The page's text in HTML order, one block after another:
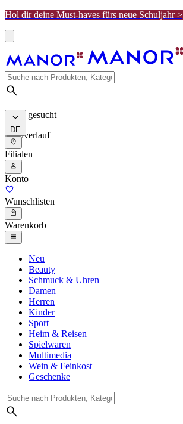
Hol dir deine Must-haves fürs neue Schuljahr >
Meist gesucht
Suchverlauf
DE
Filialen
Konto
Wunschlisten
Warenkorb
Neu
Beauty
Schmuck & Uhren
Damen
Herren
Kinder
Sport
Heim & Reisen
Spielwaren
Multimedia
Wein & Feinkost
Geschenke